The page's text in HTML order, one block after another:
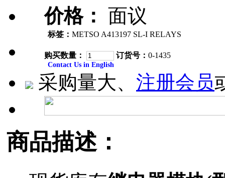
价格： 面议
标签： METSO A413197 SL-I RELAYS
购买数量： 订货号： 0-1435
Contact Us in English
采购量大、 注册会员
商品描述：